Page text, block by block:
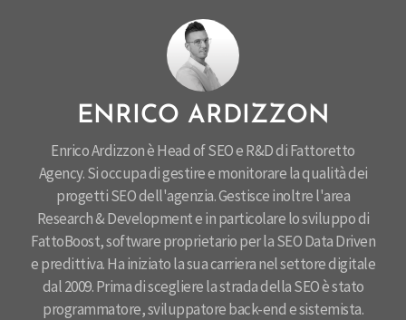
ENRICO ARDIZZON
Enrico Ardizzon è Head of SEO e R&D di Fattoretto
Agency. Si occupa di gestire e monitorare la qualità dei
progetti SEO dell'agenzia. Gestisce inoltre l'area
Research & Development e in particolare lo sviluppo di
FattoBoost, software proprietario per la SEO Data Driven
e predittiva. Ha iniziato la sua carriera nel settore digitale
dal 2009. Prima di scegliere la strada della SEO è stato
programmatore, sviluppatore back-end e sistemista.​